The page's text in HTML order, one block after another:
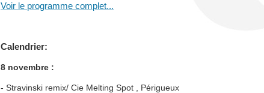
Voir le programme complet...
Calendrier:
8 novembre :
- Stravinski remix/ Cie Melting Spot , Périgueux